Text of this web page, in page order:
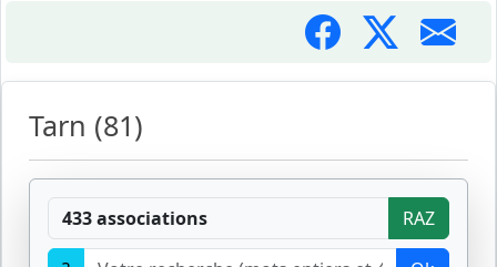
Tarn (81)
433 associations RAZ